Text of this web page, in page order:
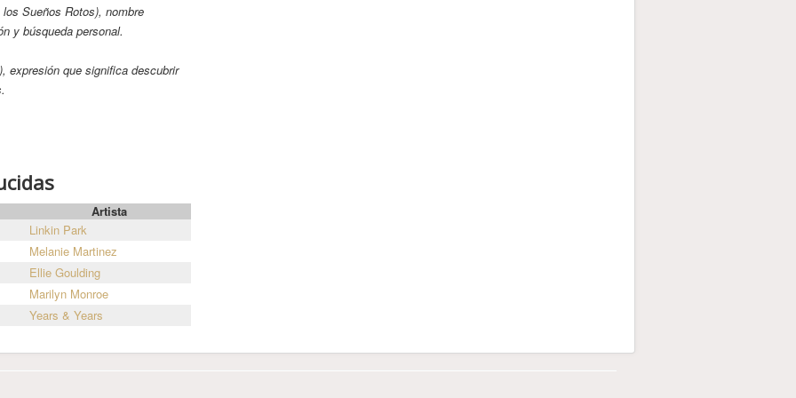
Sueños Rotos), nombre
y búsqueda personal.
expresión que significa descubrir
Artista
Linkin Park
Melanie Martinez
Ellie Goulding
Marilyn Monroe
Years & Years